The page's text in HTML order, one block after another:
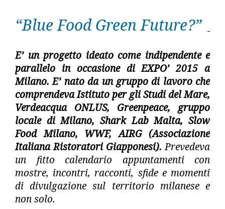
“Blue Food Green Future?”
E’ un progetto ideato come indipendente e
parallelo in occasione di EXPO’ 2015 a
Milano. E’ nato da un gruppo di lavoro che
comprendeva Istituto per gli Studi del Mare,
Verdeacqua ONLUS, Greenpeace, gruppo
locale di Milano, Shark Lab Malta, Slow
Food Milano, WWF, AIRG (Associazione
Italiana Ristoratori Giapponesi). Prevedeva
un fitto calendario appuntamenti con
mostre, incontri, racconti, sfide e momenti
di divulgazione sul territorio milanese e
non solo.